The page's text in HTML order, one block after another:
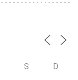
S D